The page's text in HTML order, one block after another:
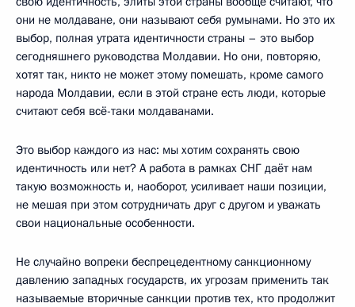
они не молдаване, они называют себя румынами. Но это их
выбор, полная утрата идентичности страны – это выбор
сегодняшнего руководства Молдавии. Но они, повторяю,
хотят так, никто не может этому помешать, кроме самого
народа Молдавии, если в этой стране есть люди, которые
считают себя всё-таки молдаванами.
Это выбор каждого из нас: мы хотим сохранять свою
идентичность или нет? А работа в рамках СНГ даёт нам
такую возможность и, наоборот, усиливает наши позиции,
не мешая при этом сотрудничать друг с другом и уважать
свои национальные особенности.
Не случайно вопреки беспрецедентному санкционному
давлению западных государств, их угрозам применить так
называемые вторичные санкции против тех, кто продолжит